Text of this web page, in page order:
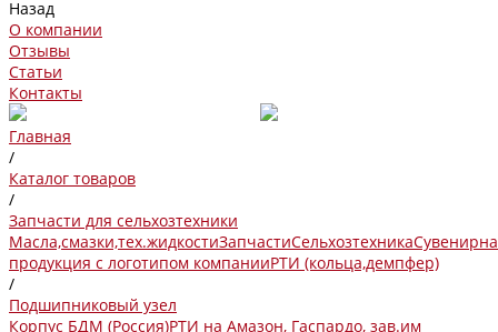
Назад
О компании
Отзывы
Статьи
Контакты
Главная
/
Каталог товаров
/
Запчасти для сельхозтехники
Масла,смазки,тех.жидкостиЗапчастиСельхозтехника
продукция с логотипом компанииРТИ (кольца,демпфер)
/
Подшипниковый узел
Корпус БДМ (Россия)РТИ на Амазон, Гаспардо, зав.им